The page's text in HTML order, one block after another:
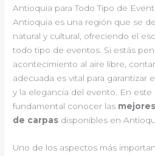
Antioquia para Todo Tipo de
Antioquia es una región que se
natural y cultural, ofreciendo el
todo tipo de eventos. Si estás
acontecimiento al aire libre,
adecuada es vital para garantizar
y la elegancia del evento. En
fundamental conocer las
de carpas disponibles en
Uno de los aspectos más